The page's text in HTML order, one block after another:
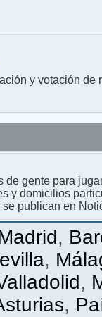
y votación de
de gente para
y domicilios
publican en
,
,
,
,